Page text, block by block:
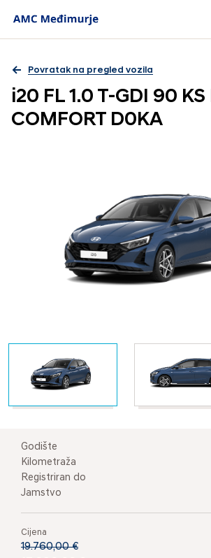
Povratak na pregled vozila
i20 FL 1.0 T-GDI 90
COMFORT D0KA
Godište
Kilometraža
Registriran do
Jamstvo
Cijena
19.760,00 €